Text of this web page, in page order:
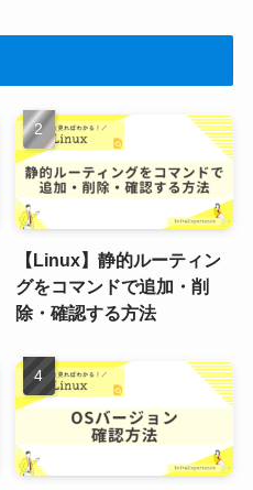
【Linux】静的ルーティン
グをコマンドで追加・削
除・確認する方法